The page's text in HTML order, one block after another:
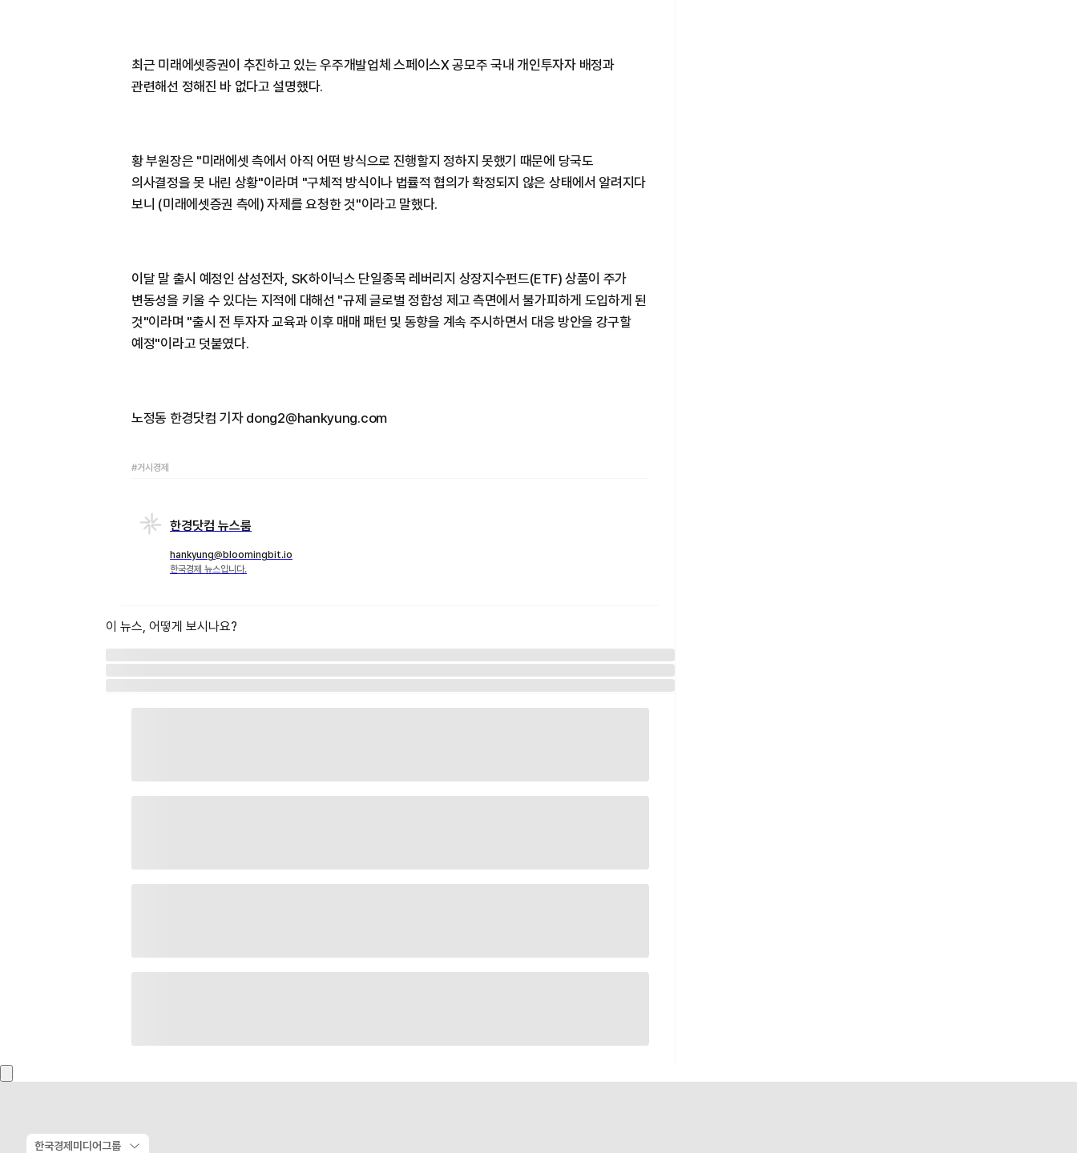
최근 미래에셋증권이 추진하고 있는 우주개발업체 스페이스X 공모주 국내 개인투자자 배정과
관련해선 정해진 바 없다고 설명했다.
황 부원장은 "미래에셋 측에서 아직 어떤 방식으로 진행할지 정하지 못했기 때문에 당국도
의사결정을 못 내린 상황"이라며 "구체적 방식이나 법률적 협의가 확정되지 않은 상태에서 알려지다
보니 (미래에셋증권 측에) 자제를 요청한 것"이라고 말했다.
이달 말 출시 예정인 삼성전자, SK하이닉스 단일종목 레버리지 상장지수펀드(ETF) 상품이 주가
변동성을 키울 수 있다는 지적에 대해선 "규제 글로벌 정합성 제고 측면에서 불가피하게 도입하게 된
것"이라며 "출시 전 투자자 교육과 이후 매매 패턴 및 동향을 계속 주시하면서 대응 방안을 강구할
예정"이라고 덧붙였다.
노정동 한경닷컴 기자 dong2@hankyung.com
#거시경제
한경닷컴 뉴스룸
hankyung@bloomingbit.io
한국경제 뉴스입니다.
이 뉴스, 어떻게 보시나요?
한국경제미디어그룹